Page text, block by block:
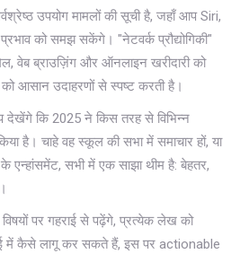
उपयोग मामलों की सूची है, जहाँ आप Siri,
को समझ सकेंगे। "नेटवर्क प्रौद्योगिकी"
वेब ब्राउज़िंग और ऑनलाइन खरीदारी को
को आसान उदाहरणों से स्पष्ट करती है।
कि 2025 ने किस तरह से विभिन्न
है। चाहे वह स्कूल की सभा में समाचार हों, या
एन्हांसमेंट, सभी में एक साझा थीम है: बेहतर,
पर गहराई से पढ़ेंगे, प्रत्येक लेख को
में कैसे लागू कर सकते हैं, इस पर actionable